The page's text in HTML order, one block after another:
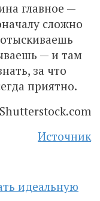
главное —
сложно
— и там
за что
приятно.
Источник
идеальную